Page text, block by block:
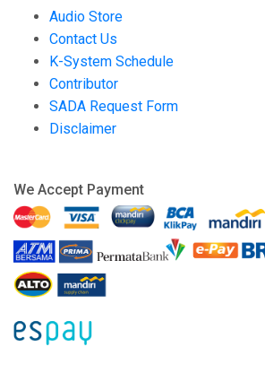
Audio Store
Contact Us
K-System Schedule
Contributor
SADA Request Form
Disclaimer
We Accept Payment